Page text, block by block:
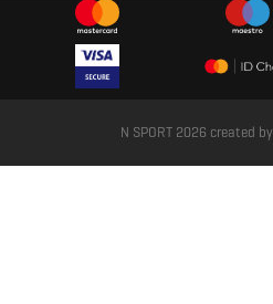
N SPORT 2026 created by